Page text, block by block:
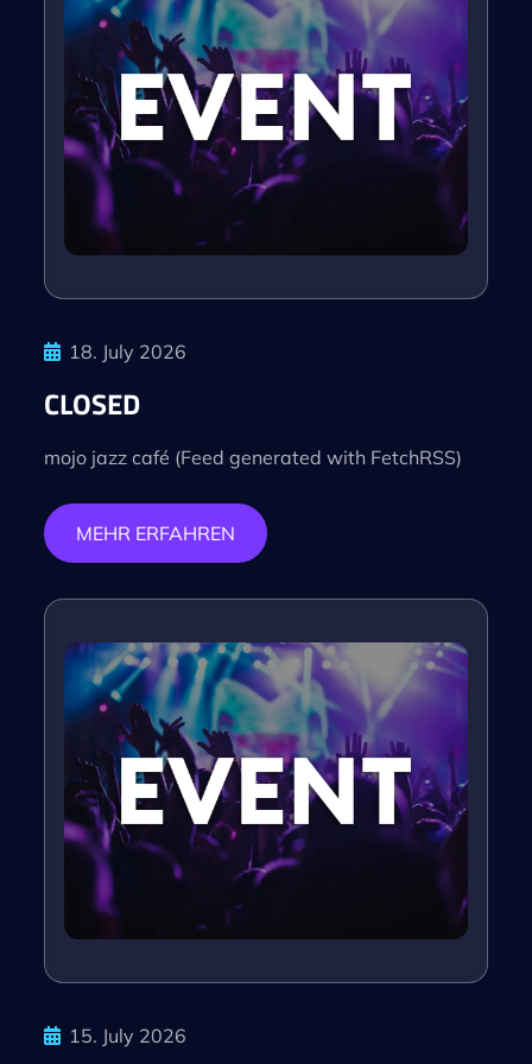
18. July 2026
CLOSED
mojo jazz café (Feed generated with FetchRSS)
MEHR ERFAHREN
15. July 2026